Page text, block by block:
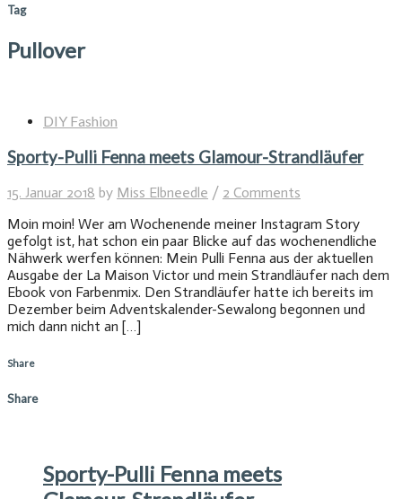
Tag
Pullover
DIY Fashion
Sporty-Pulli Fenna meets Glamour-Strandläufer
15. Januar 2018 by Miss Elbneedle / 2 Comments
Moin moin! Wer am Wochenende meiner Instagram Story
gefolgt ist, hat schon ein paar Blicke auf das wochenendliche
Nähwerk werfen können: Mein Pulli Fenna aus der aktuellen
Ausgabe der La Maison Victor und mein Strandläufer nach dem
Ebook von Farbenmix. Den Strandläufer hatte ich bereits im
Dezember beim Adventskalender-Sewalong begonnen und
mich dann nicht an […]
Share
Share
Sporty-Pulli Fenna meets